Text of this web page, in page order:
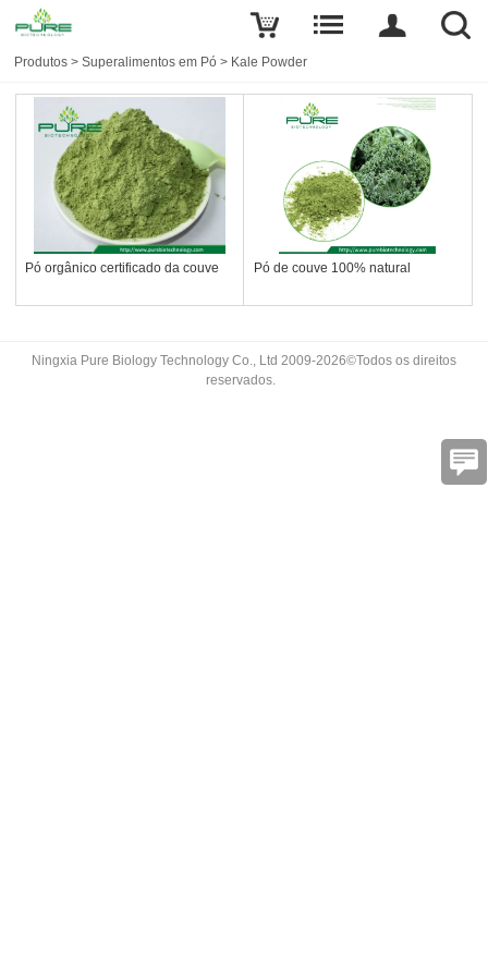
Produtos >Superalimentos em Pó > Kale Powder
Pó orgânico certificado da couve Pó de couve 100% natural
Ningxia Pure Biology Technology Co., Ltd 2009-2026©Todos os direitos
reservados.